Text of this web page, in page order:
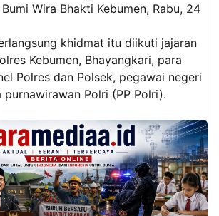
Wira Bhakti Kebumen, Rabu, 24
khidmat itu diikuti jajaran
Kebumen, Bhayangkari, para
Polres dan Polsek, pegawai negeri
purnawirawan Polri (PP Polri).